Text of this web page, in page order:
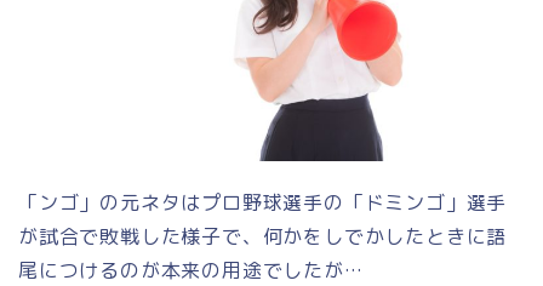
「ンゴ」の元ネタはプロ野球選手の「ドミンゴ」選手
が試合で敗戦した様子で、何かをしでかしたときに語
尾につけるのが本来の用途でしたが…